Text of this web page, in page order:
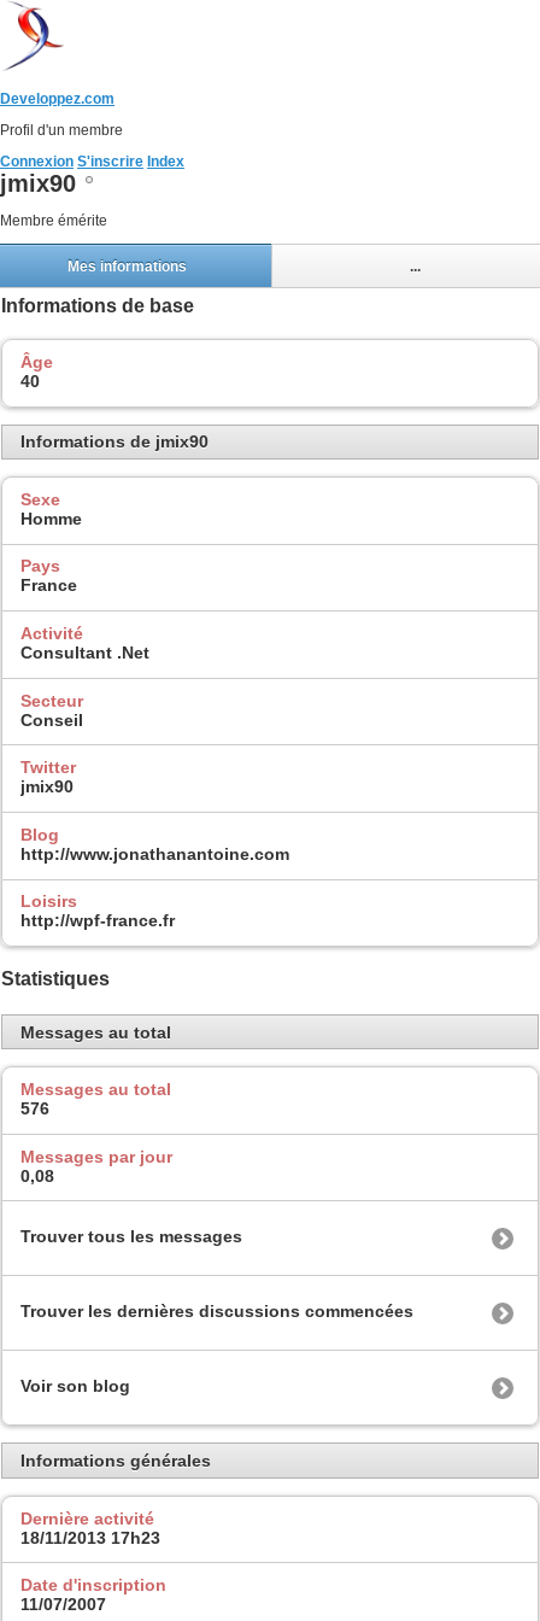
Developpez.com
Profil d'un membre
Connexion S'inscrire Index
jmix90
Membre émérite
Mes informations ...
Informations de base
Âge
40
Informations de jmix90
Sexe
Homme
Pays
France
Activité
Consultant .Net
Secteur
Conseil
Twitter
jmix90
Blog
http://www.jonathanantoine.com
Loisirs
http://wpf-france.fr
Statistiques
Messages au total
Messages au total
576
Messages par jour
0,08
Trouver tous les messages
Trouver les dernières discussions commencées
Voir son blog
Informations générales
Dernière activité
18/11/2013 17h23
Date d'inscription
11/07/2007